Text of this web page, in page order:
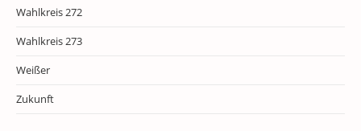
Wahlkreis 272
Wahlkreis 273
Weißer
Zukunft